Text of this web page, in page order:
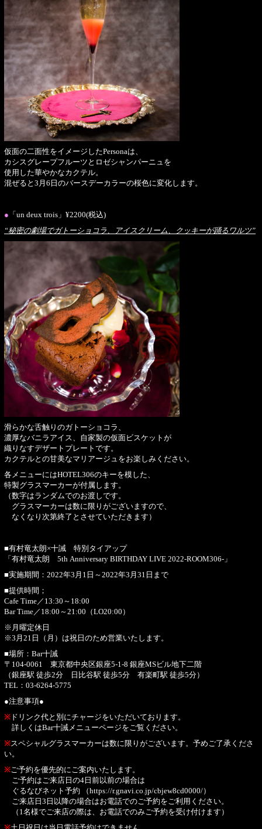
仮面の二面性をイメージしたPersonaは、
カシスグレープフルーツとロゼシャンパーニュを
使用した華やかなカクテル。
混ぜると3月6日のバースデーカラーの桜色に変化します。
● 「un deux trois」¥2200(税込)
“秘密の劇場でガトーショコラ、アイスクリーム、クッキーが踊るワルツ”
滑らかな舌触りのガトーショコラ、
濃厚なバニラアイス、自家製の仮面ビスケットが
織りなすデザートプレートです。
カクテルとの甘美なマリアージュをお楽しみください。
各メニューにはHOTEL306のキーを模した、
特製グラスマーカーが付属します。
（数字はランダムでのお渡しです。
グラスマーカーは数に限りがございますので、
なくなり次第終了とさせていただきます）
■有村竜太朗×十誡 特別タイアップ
「有村竜太朗 5th Anniversary BIRTHDAY LIVE 2022-ROOM306-」
■実施期間：2022年3月1日～2022年3月31日まで
■提供時間；
Cafe Time／13:30～18:00
Bar Time／18:00～21:00（LO20:00）
※月曜定休日
※3月21日（月）は祝日のため営業いたします。
■場所：Bar十誡
〒104-0061 東京都中央区銀座5-1-8 銀座MSビル地下二階
（銀座駅 徒歩2分 日比谷駅 徒歩5分 有楽町駅 徒歩5分）
TEL：03-6264-5775
●注意事項●
※ ドリンク代と別にチャージをいただいております。
詳しくはBar十誡メニューページをご覧ください。
※スペシャルグラスマーカーは数に限りがございます。予めご了承くださ
い。
※ご予約を優先的にご案内いたします。
ご予約はご来店日の4日前以前の場合は
ぐるなびネット予約 （https://r.gnavi.co.jp/cbjew8cd0000/）
ご来店日3日以降の場合はお電話でのご予約をご利用ください。
（1名様でご来店の際は、お電話でのみご予約を受け付けます）